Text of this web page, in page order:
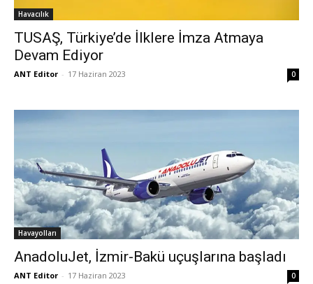
Havacılık
TUSAŞ, Türkiye’de İlklere İmza Atmaya
Devam Ediyor
ANT Editor - 17 Haziran 2023 0
Havayolları
AnadoluJet, İzmir-Bakü uçuşlarına başladı
ANT Editor - 17 Haziran 2023 0